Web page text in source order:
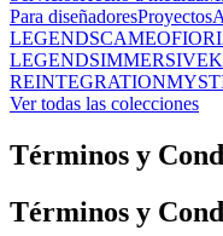
Para diseñadoresProyectos
LEGENDSCAMEOFIORI
LEGENDSIMMERSIVE
REINTEGRATION
Ver todas las colecciones
Términos y
Términos y